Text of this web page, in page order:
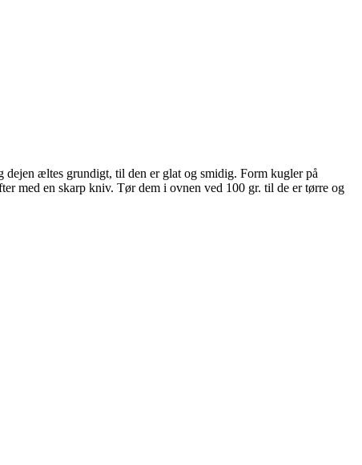
æltes grundigt, til den er glat og smidig. Form kugler på
med en skarp kniv. Tør dem i ovnen ved 100 gr. til de er tørre og